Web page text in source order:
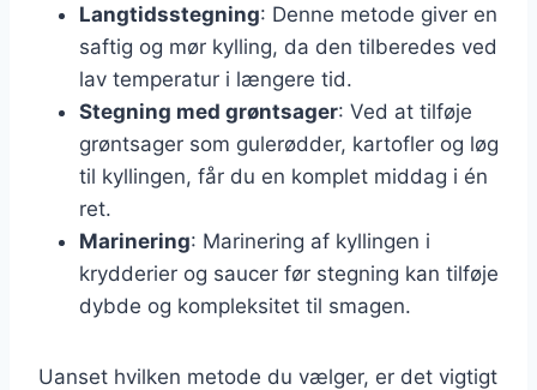
Langtidsstegning: Denne metode giver en
saftig og mør kylling, da den tilberedes ved
lav temperatur i længere tid.
Stegning med grøntsager: Ved at tilføje
grøntsager som gulerødder, kartofler og løg
til kyllingen, får du en komplet middag i én
ret.
Marinering: Marinering af kyllingen i
krydderier og saucer før stegning kan tilføje
dybde og kompleksitet til smagen.
Uanset hvilken metode du vælger, er det vigtigt